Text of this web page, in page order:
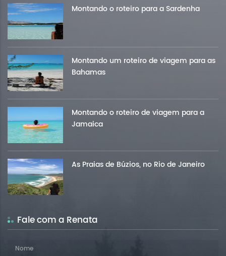
Montando o roteiro para a Sardenha
Montando um roteiro de viagem para as
Bahamas
Montando o roteiro de viagem para a
Jamaica
As Praias de Búzios, no Rio de Janeiro
Fale com a Renata